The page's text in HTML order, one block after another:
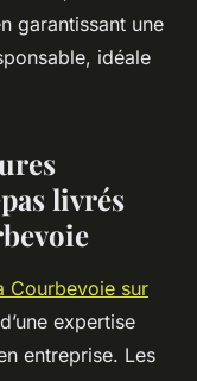
garantissant une
idéale
livrés
Courbevoie sur
expertise
entreprise. Les